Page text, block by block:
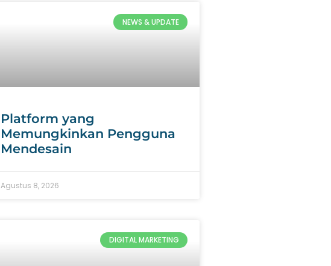
NEWS & UPDATE
Platform yang
Memungkinkan Pengguna
Mendesain
Agustus 8, 2026
DIGITAL MARKETING